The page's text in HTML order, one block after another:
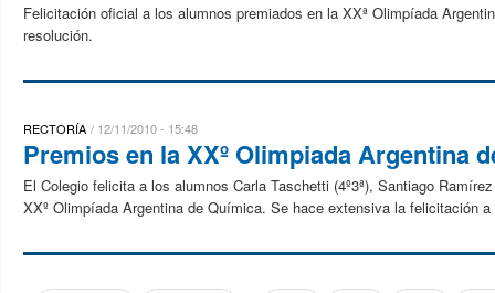
Felicitación oficial a los alumnos premiados en la XXª Olimpíada
resolución.
RECTORÍA 12/11/2010 - 15:48
Premios en la XXº Olimpiada Argentina
El Colegio felicita a los alumnos Carla Taschetti (4º3ª), Santiago
XXº Olimpíada Argentina de Química. Se hace extensiva la felicitación